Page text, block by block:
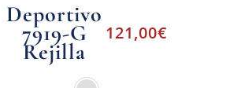
Deportivo
7919-G
Rejilla
121,00€